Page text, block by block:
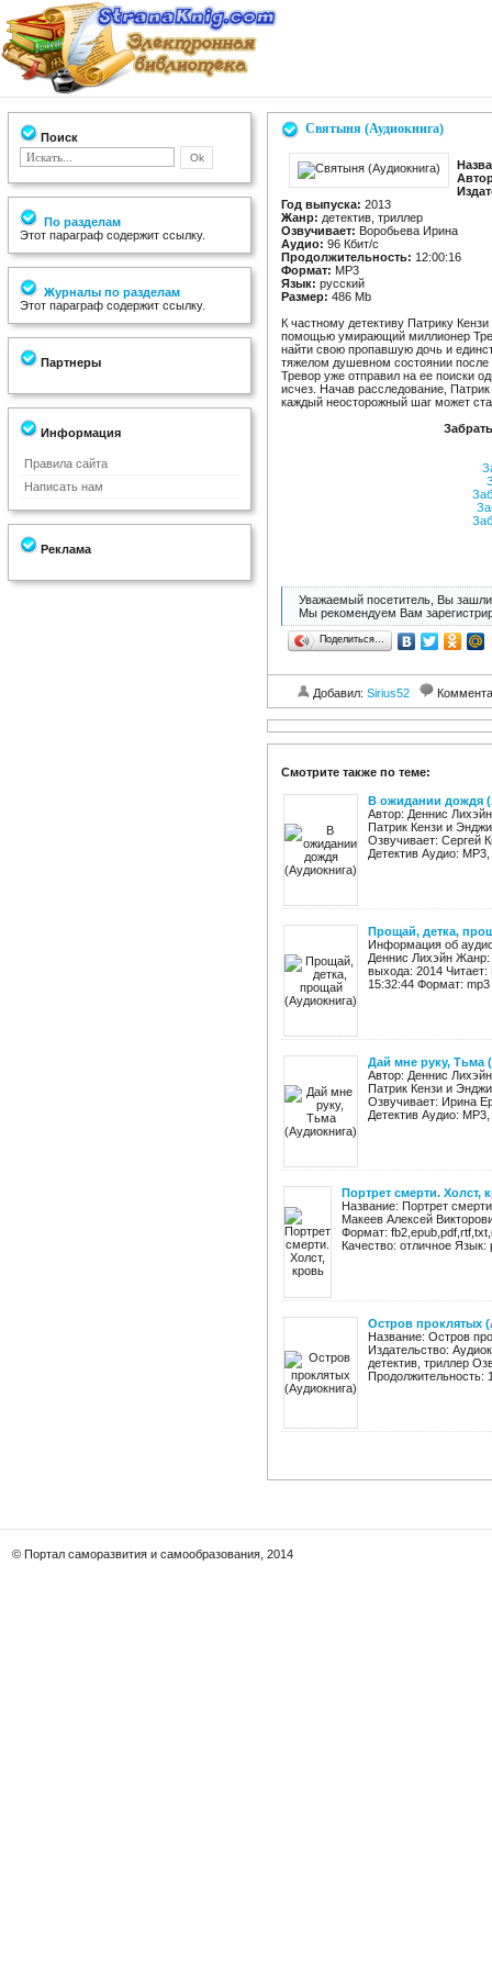
Поиск
По разделам
Этот параграф содержит ссылку.
Журналы по разделам
Этот параграф содержит ссылку.
Партнеры
Информация
Правила сайта
Написать нам
Реклама
Святыня (Аудиокнига)
Год выпуска: 2013
Жанр: детектив, триллер
Озвучивает: Воробьева Ирина
Аудио: 96 Кбит/с
Продолжительность: 12:00:16
Формат: MP3
Язык: русский
Размер: 486 Мb
К частному детективу Патрику
помощью умирающий миллионер
найти свою пропавшую дочь и
тяжелом душевном состоянии
Тревор уже отправил на ее поиски
исчез. Начав расследование,
каждый неосторожный шаг может
Уважаемый посетитель, Вы зашли
Мы рекомендуем Вам
Поделиться…
Добавил: Sirius52
Смотрите также по теме:
В ожидании дождя
Автор: Деннис
Патрик Кензи и
Озвучивает: Сергей
Детектив Аудио:
Прощай, детка,
Информация об
Деннис Лихэйн Жанр:
выхода: 2014
15:32:44 Формат:
Дай мне руку, Тьма
Автор: Деннис
Патрик Кензи и
Озвучивает: Ирина
Детектив Аудио:
Портрет смерти. Холст,
Название: Портрет
Макеев Алексей
Формат:
Качество: отличное Язык:
Остров проклятых
Название: Остров
Издательство:
детектив, триллер
Продолжительность:
© Портал саморазвития и самообразования, 2014